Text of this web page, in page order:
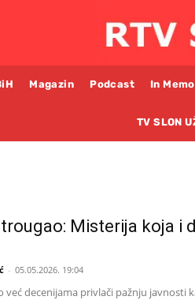
Magazin Podcast In
TV SLON
Misterija koja i
- 05.05.2026. 19:04
već decenijama privlači pažnju javnosti